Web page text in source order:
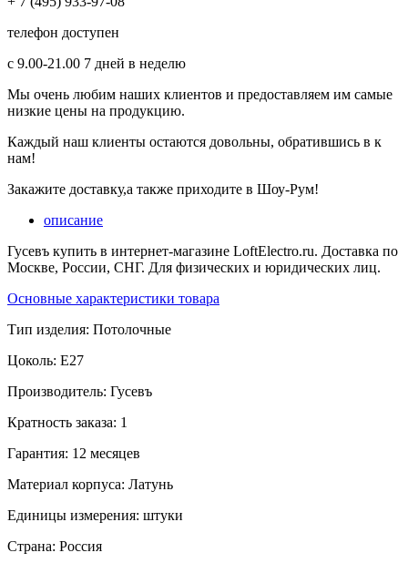
телефон доступен
с 9.00-21.00 7 дней в неделю
Мы очень любим наших клиентов и предоставляем им самые
низкие цены на продукцию.
Каждый наш клиенты остаются довольны, обратившись в к
нам!
Закажите доставку,а также приходите в Шоу-Рум!
описание
Гусевъ купить в интернет-магазине LoftElectro.ru. Доставка по
Москве, России, СНГ. Для физических и юридических лиц.
Основные характеристики товара
Тип изделия: Потолочные
Цоколь: E27
Производитель: Гусевъ
Кратность заказа: 1
Гарантия: 12 месяцев
Материал корпуса: Латунь
Единицы измерения: штуки
Страна: Россия